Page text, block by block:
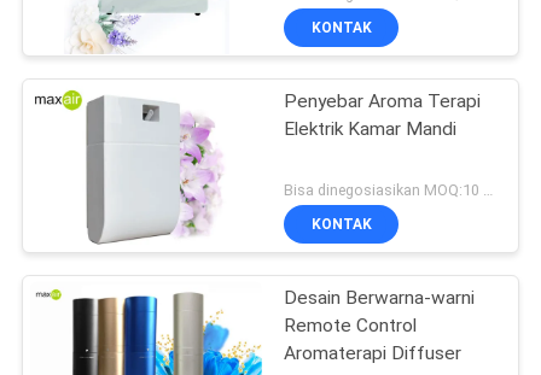
KONTAK
Penyebar Aroma Terapi
Elektrik Kamar Mandi
KONTAK
Desain Berwarna-warni
Remote Control
Aromaterapi Diffuser